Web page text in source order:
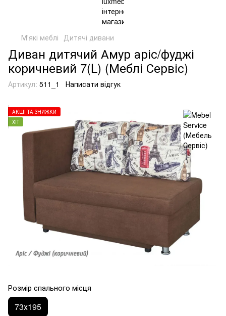
М'які меблі Дитячі дивани
Диван дитячий Амур аріс/фуджі
коричневий 7(L) (Меблі Сервіс)
Артикул: 511_1 Написати відгук
АКЦІЇ ТА ЗНИЖКИ
ХІТ
Розмір спального місця
73х195